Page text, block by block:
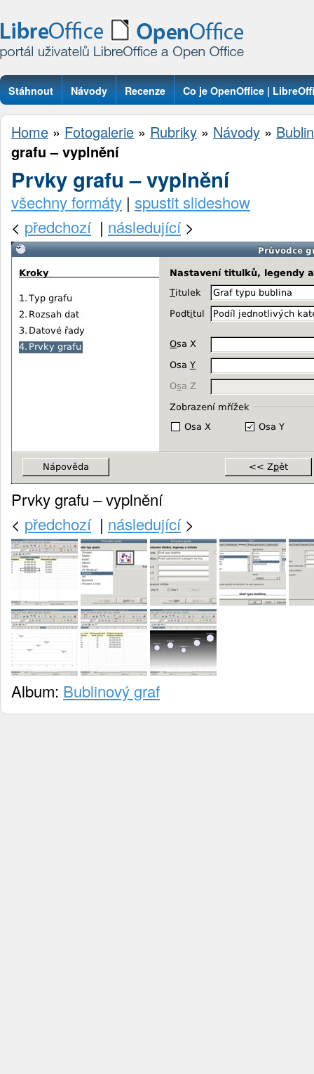
Stáhnout Návody Recenze Co je OpenOffice |
Otázky
Home » Fotogalerie » Rubriky » Návody »
grafu – vyplnění
Prvky grafu – vyplnění
všechny formáty | spustit slideshow
< předchozí| následující>
Prvky grafu – vyplnění
< předchozí| následující>
Album: Bublinový graf